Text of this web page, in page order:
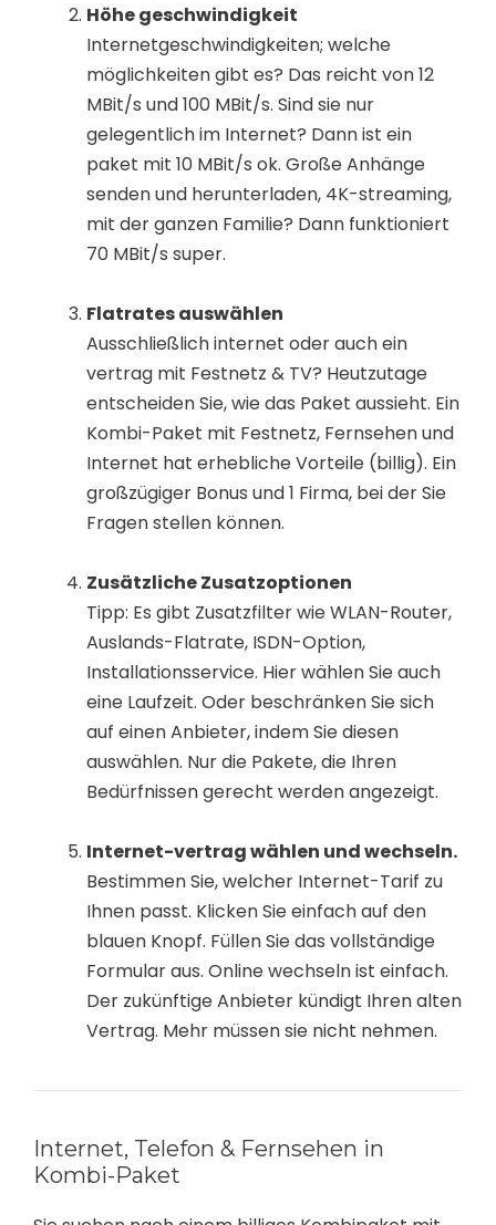
Höhe geschwindigkeit
Internetgeschwindigkeiten; welche
möglichkeiten gibt es? Das reicht von 12
MBit/s und 100 MBit/s. Sind sie nur
gelegentlich im Internet? Dann ist ein
paket mit 10 MBit/s ok. Große Anhänge
senden und herunterladen, 4K-streaming,
mit der ganzen Familie? Dann funktioniert
70 MBit/s super.
Flatrates auswählen
Ausschließlich internet oder auch ein
vertrag mit Festnetz & TV? Heutzutage
entscheiden Sie, wie das Paket aussieht. Ein
Kombi-Paket mit Festnetz, Fernsehen und
Internet hat erhebliche Vorteile (billig). Ein
großzügiger Bonus und 1 Firma, bei der Sie
Fragen stellen können.
Zusätzliche Zusatzoptionen
Tipp: Es gibt Zusatzfilter wie WLAN-Router,
Auslands-Flatrate, ISDN-Option,
Installationsservice. Hier wählen Sie auch
eine Laufzeit. Oder beschränken Sie sich
auf einen Anbieter, indem Sie diesen
auswählen. Nur die Pakete, die Ihren
Bedürfnissen gerecht werden angezeigt.
Internet-vertrag wählen und wechseln.
Bestimmen Sie, welcher Internet-Tarif zu
Ihnen passt. Klicken Sie einfach auf den
blauen Knopf. Füllen Sie das vollständige
Formular aus. Online wechseln ist einfach.
Der zukünftige Anbieter kündigt Ihren alten
Vertrag. Mehr müssen sie nicht nehmen.
Internet, Telefon & Fernsehen in
Kombi-Paket